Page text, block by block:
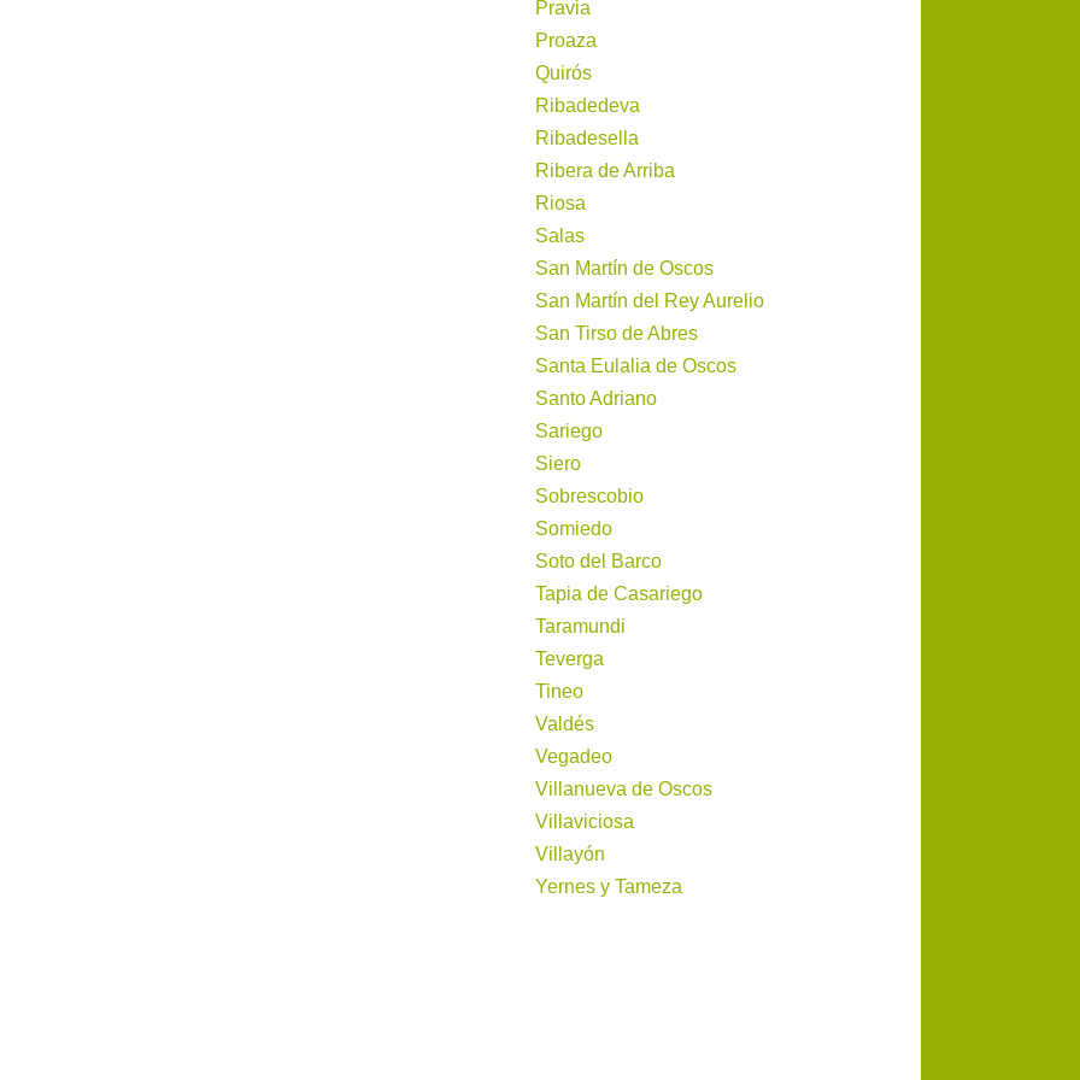
Pravia
Proaza
Quirós
Ribadedeva
Ribadesella
Ribera de Arriba
Riosa
Salas
San Martín de Oscos
San Martín del Rey Aurelio
San Tirso de Abres
Santa Eulalia de Oscos
Santo Adriano
Sariego
Siero
Sobrescobio
Somiedo
Soto del Barco
Tapia de Casariego
Taramundi
Teverga
Tineo
Valdés
Vegadeo
Villanueva de Oscos
Villaviciosa
Villayón
Yernes y Tameza